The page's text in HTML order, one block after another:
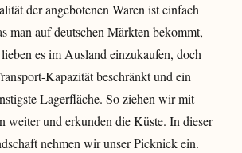
der angebotenen Waren ist einfach
man auf deutschen Märkten bekommt,
es im Ausland einzukaufen, doch
Kapazität beschränkt und ein
Lagerfläche. So ziehen wir mit
weiter und erkunden die Küste. In dieser
nehmen wir unser Picknick ein.